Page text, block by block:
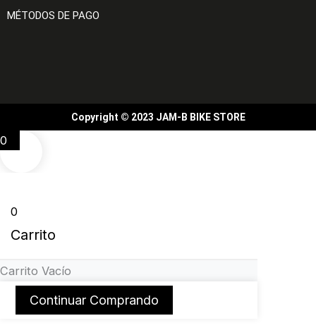
MÉTODOS DE PAGO
Copyright © 2023 JAM-B BIKE STORE
0
0
Carrito
Carrito Vacío
Continuar Comprando